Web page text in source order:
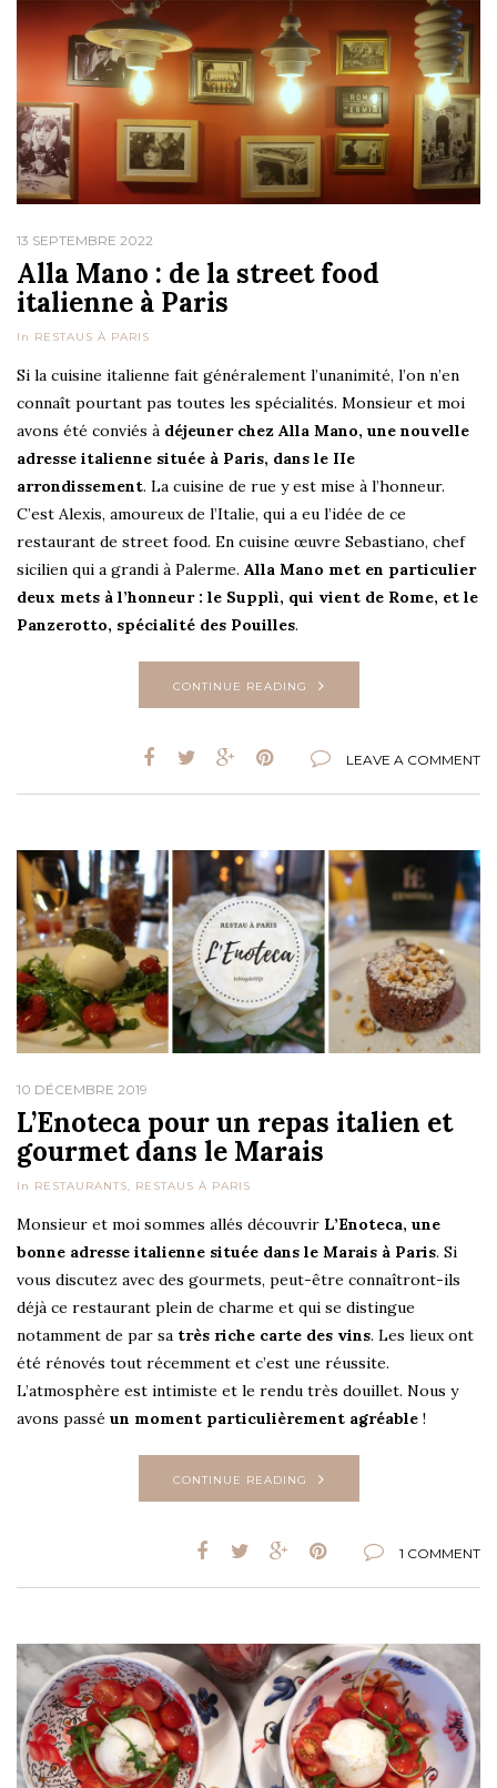
13 SEPTEMBRE 2022
Alla Mano : de la street food
italienne à Paris
In RESTAUS À PARIS
Si la cuisine italienne fait généralement l’unanimité, l’on n’en
connaît pourtant pas toutes les spécialités. Monsieur et moi
avons été conviés à déjeuner chez Alla Mano, une nouvelle
adresse italienne située à Paris, dans le IIe
arrondissement. La cuisine de rue y est mise à l’honneur.
C’est Alexis, amoureux de l’Italie, qui a eu l’idée de ce
restaurant de street food. En cuisine œuvre Sebastiano, chef
sicilien qui a grandi à Palerme. Alla Mano met en particulier
deux mets à l’honneur : le Supplì, qui vient de Rome, et le
Panzerotto, spécialité des Pouilles.
CONTINUE READING
LEAVE A COMMENT
10 DÉCEMBRE 2019
L’Enoteca pour un repas italien et
gourmet dans le Marais
In RESTAURANTS, RESTAUS À PARIS
Monsieur et moi sommes allés découvrir L’Enoteca, une
bonne adresse italienne située dans le Marais à Paris. Si
vous discutez avec des gourmets, peut-être connaîtront-ils
déjà ce restaurant plein de charme et qui se distingue
notamment de par sa très riche carte des vins. Les lieux ont
été rénovés tout récemment et c’est une réussite.
L’atmosphère est intimiste et le rendu très douillet. Nous y
avons passé un moment particulièrement agréable !
CONTINUE READING
1 COMMENT